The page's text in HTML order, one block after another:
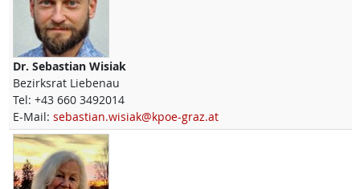
Dr. Sebastian Wisiak
Bezirksrat Liebenau
Tel: +43 660 3492014
E-Mail: sebastian.wisiak@kpoe-graz.at